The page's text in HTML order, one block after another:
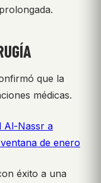
que la
médicas.
Al-Nassr a
de enero
éxito a una